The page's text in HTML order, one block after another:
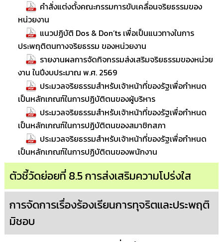
คำสั่งแต่งตั้งคณะกรรมการขับเคลื่อนจริยธรรมของ
หน่วยงาน
แนวปฏิบัติ Dos & Don’ts เพื่อเป็นแนวทางในการ
ประพฤติตนทางจริยธรรม ของหน่วยงาน
รายงานผลการจัดกิจกรรมส่งเสริมจริยธรรมของหน่วย
งาน ในปีงบประมาณ พ.ศ. 2569
ประมวลจริยธรรมสำหรับเจ้าหน้าที่ของรัฐเพื่อกำหนด
เป็นหลักเกณฑ์ในการปฏิบัติตนของผู้บริหาร
ประมวลจริยธรรมสำหรับเจ้าหน้าที่ของรัฐเพื่อกำหนด
เป็นหลักเกณฑ์ในการปฏิบัติตนของสมาชิกสภา
ประมวลจริยธรรมสำหรับเจ้าหน้าที่ของรัฐเพื่อกำหนด
เป็นหลักเกณฑ์ในการปฏิบัติตนของพนักงาน
ตัวชี้วัดย่อยที่ 8.5 การส่งเสริมความโปร่งใส
การจัดการเรื่องร้องเรียนการทุจริตและประพฤติ
มิชอบ